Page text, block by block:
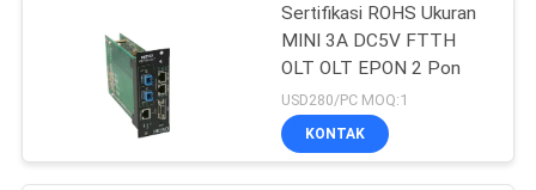
Sertifikasi ROHS Ukuran
MINI 3A DC5V FTTH
OLT OLT EPON 2 Pon
USD280/PC MOQ:1
KONTAK